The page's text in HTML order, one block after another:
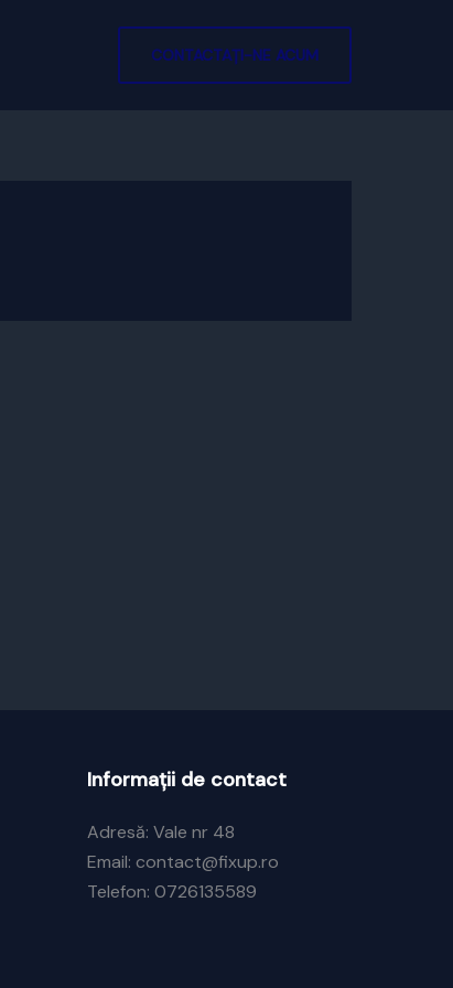
CONTACTAȚI-NE ACUM
Informații de contact
Adresă: Vale nr 48
Email: contact@fixup.ro
Telefon: 0726135589